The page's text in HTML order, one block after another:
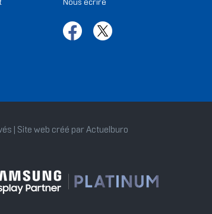
Nous écrire
| Site web créé par Actuelburo